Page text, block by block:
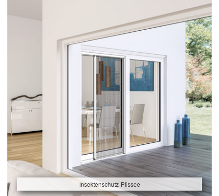
Insektenschutz-Plissee